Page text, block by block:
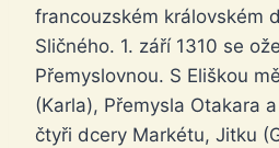
francouzském královském
Sličného. 1. září 1310 se
Přemyslovnou. S Eliškou
(Karla), Přemysla Otakara
čtyři dcery Markétu, Jitku